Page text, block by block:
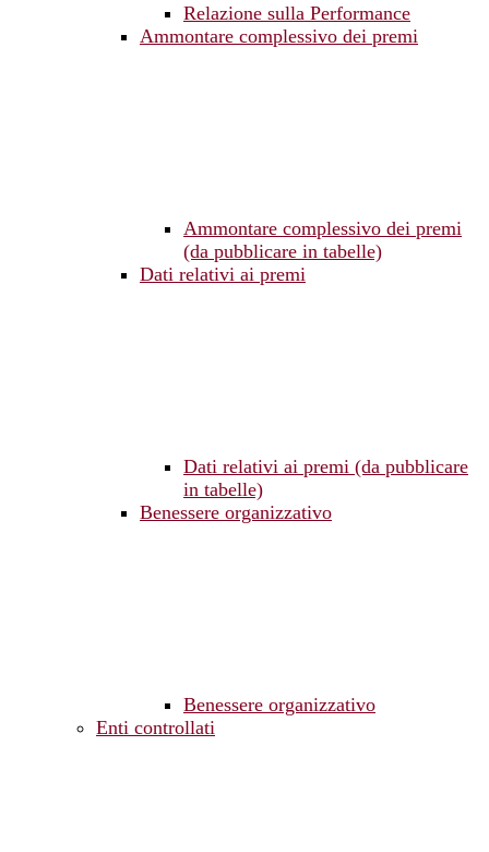
Relazione sulla Performance
Ammontare complessivo dei premi
Ammontare complessivo dei premi
(da pubblicare in tabelle)
Dati relativi ai premi
Dati relativi ai premi (da pubblicare
in tabelle)
Benessere organizzativo
Benessere organizzativo
Enti controllati